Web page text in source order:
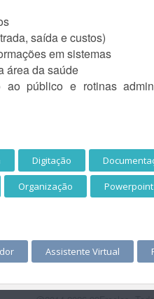
saída e custos)
em sistemas
área da saúde
ao público e rotinas
Digitação
Organização Powerpoint
Assistente Virtual